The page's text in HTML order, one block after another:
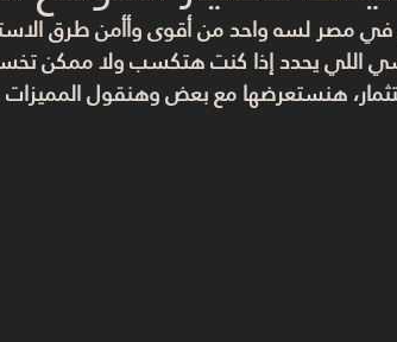
في مصر لسه واحد من أقوى وأأمن طرق
هنستعرضها مع بعض وهنقول المميزات